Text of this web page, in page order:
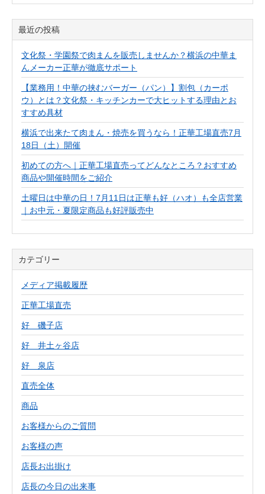
最近の投稿
文化祭・学園祭で肉まんを販売しませんか？横浜の中華ま
んメーカー正華が徹底サポート
【業務用！中華の挟むバーガー（パン）】割包（カーポ
ウ）とは？文化祭・キッチンカーで大ヒットする理由とお
すすめ具材
横浜で出来たて肉まん・焼売を買うなら！正華工場直売7月
18日（土）開催
初めての方へ｜正華工場直売ってどんなところ？おすすめ
商品や開催時間をご紹介
土曜日は中華の日！7月11日は正華も好（ハオ）も全店営業
｜お中元・夏限定商品も好評販売中
カテゴリー
メディア掲載履歴
正華工場直売
好 磯子店
好 井土ヶ谷店
好 泉店
直売全体
商品
お客様からのご質問
お客様の声
店長お出掛け
店長の今日の出来事